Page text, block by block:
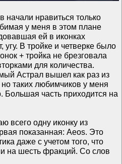
начали нравиться только
у меня в этом плане
ей в иконках
В тройке и четверке было
+ тройка не брезговала
для количества.
Астрал вышел как раз из
но таких любимчиков у меня
Большая часть приходится на
всего одну иконку из
показанная: Aeos. Это
даже с учетом того, что
на шесть фракций. Со слов